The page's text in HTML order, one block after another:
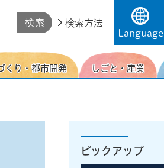
検索方法
Language
くり・都市開発 しごと・産業
ピックアップ